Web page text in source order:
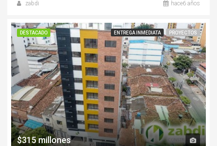
zabdi hace6 años
DESTACADO ENTREGA INMEDIATA PROYECTOS
$315 millones